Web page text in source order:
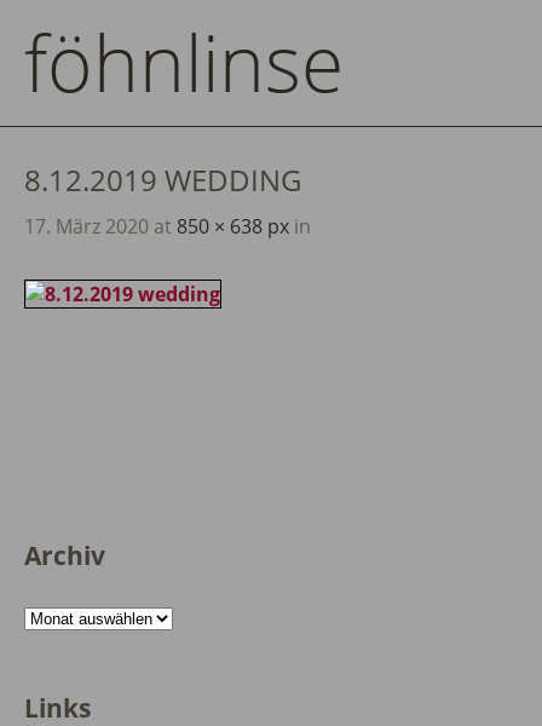
föhnlinse
8.12.2019 WEDDING
17. März 2020 at 850 × 638 px in
Archiv
Archiv
Links